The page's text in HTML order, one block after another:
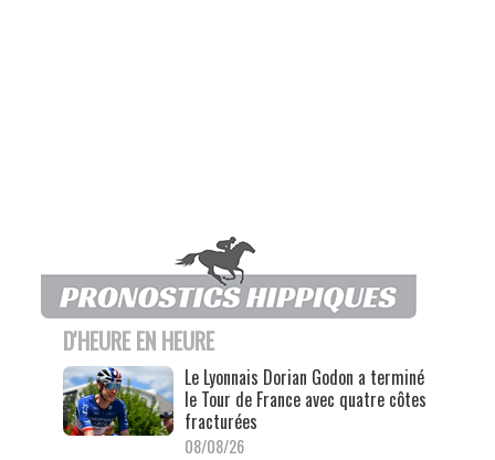
D'HEURE EN HEURE
Le Lyonnais Dorian Godon a terminé
le Tour de France avec quatre côtes
fracturées
08/08/26